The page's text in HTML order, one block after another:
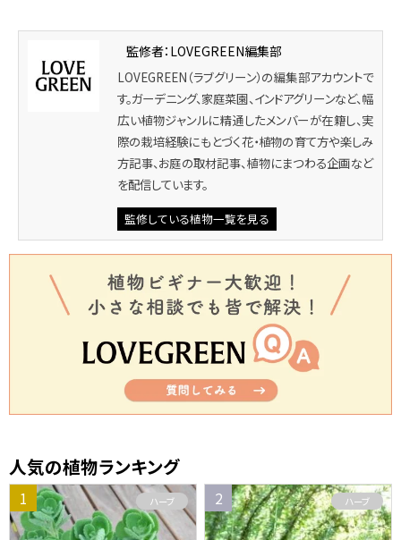
監修者：LOVEGREEN編集部
LOVEGREEN（ラブグリーン）の編集部アカウントで
す。ガーデニング、家庭菜園、インドアグリーンなど、幅
広い植物ジャンルに精通したメンバーが在籍し、実
際の栽培経験にもとづく花・植物の育て方や楽しみ
方記事、お庭の取材記事、植物にまつわる企画など
を配信しています。
監修している植物一覧を見る
人気の植物ランキング
ハーブ ハーブ